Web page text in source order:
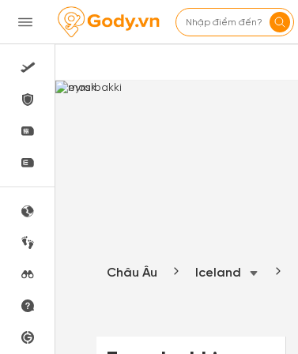
Nhập điểm đến?
Châu Âu Iceland